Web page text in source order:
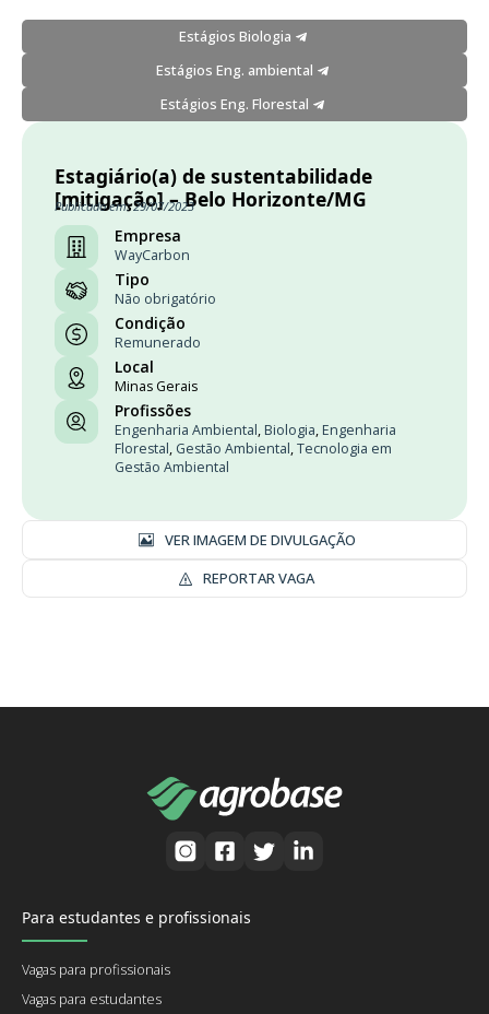
Estágios Biologia
Estágios Eng. ambiental
Estágios Eng. Florestal
Estagiário(a) de sustentabilidade
[mitigação] – Belo Horizonte/MG
Publicado em: 29/07/2023
Empresa
WayCarbon
Tipo
Não obrigatório
Condição
Remunerado
Local
Minas Gerais
Profissões
Engenharia Ambiental, Biologia, Engenharia
Florestal, Gestão Ambiental,Tecnologia em
Gestão Ambiental
VER IMAGEM DE DIVULGAÇÃO
REPORTAR VAGA
Para estudantes e profissionais
Vagas para profissionais
Vagas para estudantes